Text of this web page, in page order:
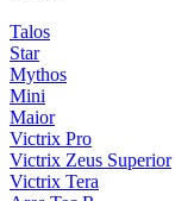
Talos
Star
Mythos
Mini
Maior
Victrix Pro
Victrix Zeus Superior
Victrix Tera